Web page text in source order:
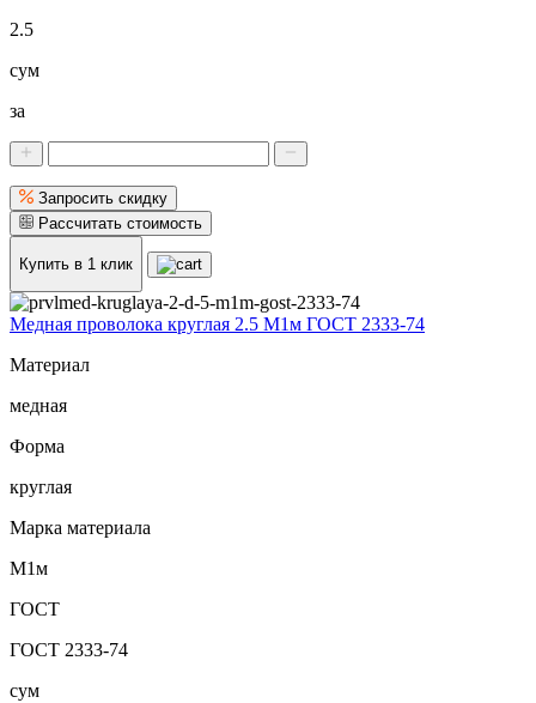
2.5
сум
за
Запросить скидку
Рассчитать стоимость
Купить в 1 клик
Медная проволока круглая 2.5 М1м ГОСТ 2333-74
Материал
медная
Форма
круглая
Марка материала
М1м
ГОСТ
ГОСТ 2333-74
сум